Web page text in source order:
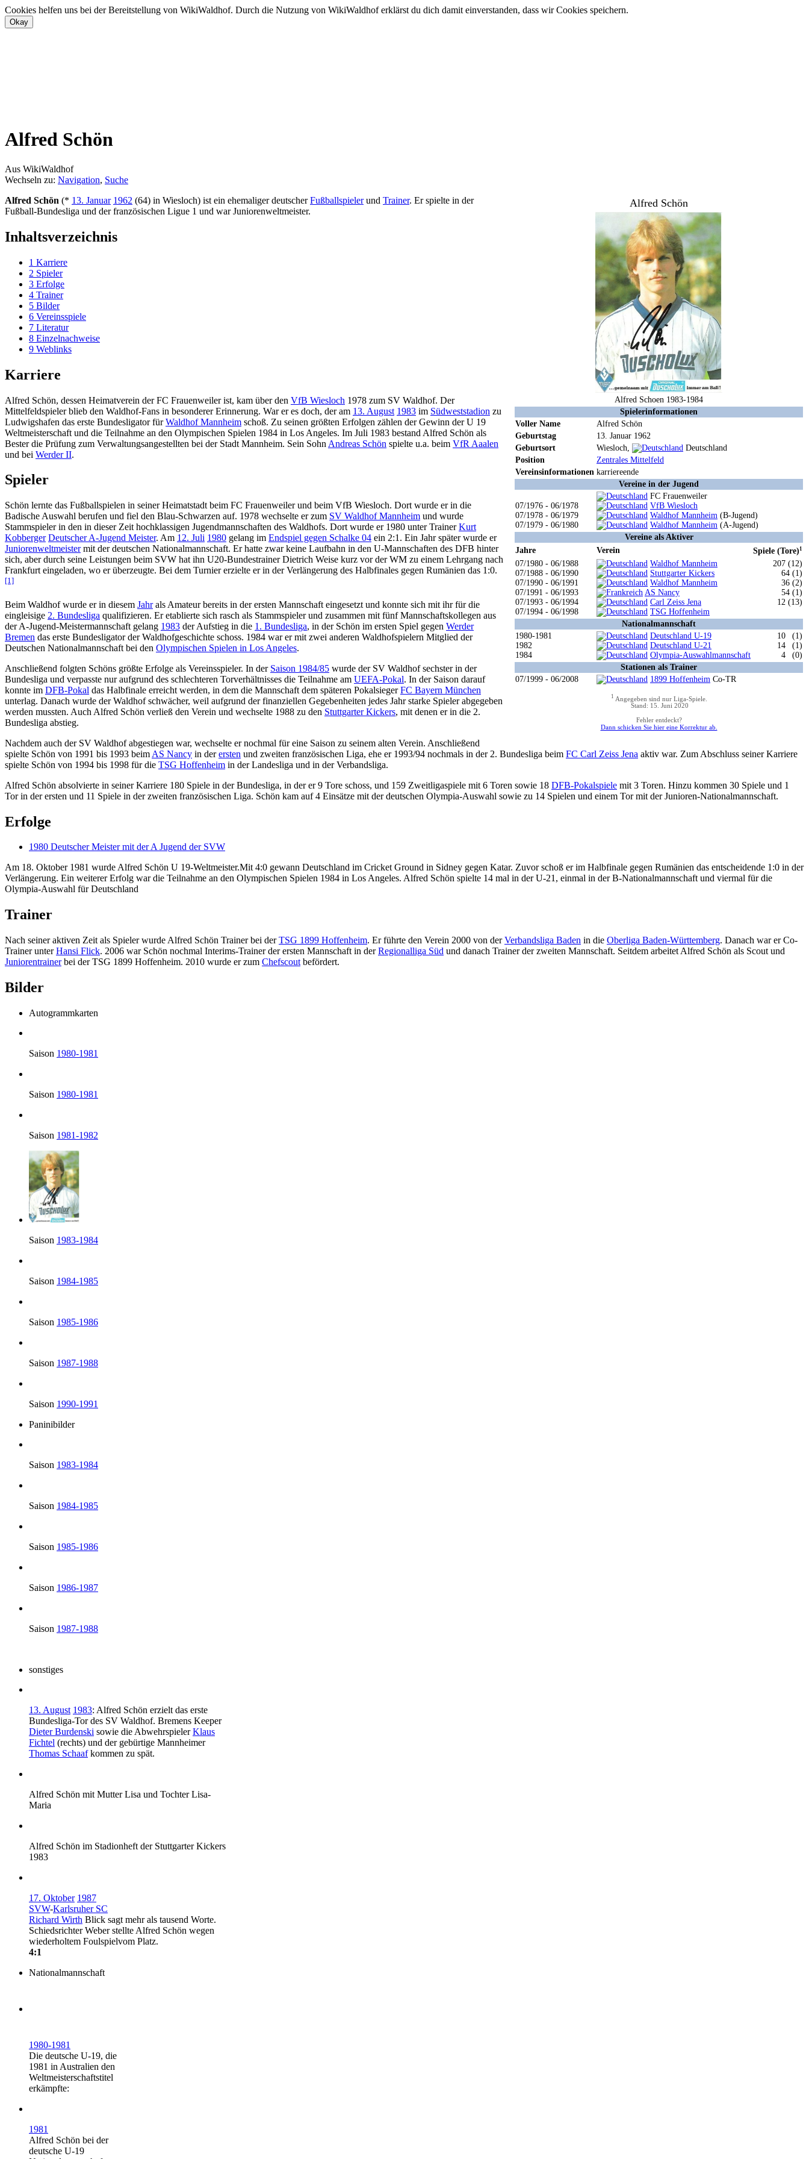
Cookies helfen uns bei der Bereitstellung von WikiWaldhof. Durch die Nutzung von WikiWaldhof erklärst du dich damit einverstanden, dass wir Cookies speichern.
Alfred Schön
Aus WikiWaldhof
Wechseln zu: Navigation, Suche
Alfred Schön
Alfred Schoen 1983-1984
Spielerinformationen
Voller Name
Alfred Schön
Geburtstag
13. Januar 1962
Geburtsort
Wiesloch,
Deutschland
Position
Zentrales Mittelfeld
Vereinsinformationen karriereende
Vereine in der Jugend
07/1976 - 06/1978
07/1978 - 06/1979
07/1979 - 06/1980
FC Frauenweiler
VfB Wiesloch
Waldhof Mannheim (B-Jugend)
Waldhof Mannheim (A-Jugend)
Vereine als Aktiver
Jahre
Verein Spiele (Tore)1
07/1980 - 06/1988
07/1988 - 06/1990
07/1990 - 06/1991
07/1991 - 06/1993
07/1993 - 06/1994
07/1994 - 06/1998
Waldhof Mannheim
Stuttgarter Kickers
Waldhof Mannheim
AS Nancy
Carl Zeiss Jena
TSG Hoffenheim
207 (12)
64 (1)
36 (2)
54 (1)
12 (13)
Nationalmannschaft
1980-1981
1982
1984
Deutschland U-19
Deutschland U-21
Olympia-Auswahlmannschaft
10
(1)
14
(1)
4
(0)
Stationen als Trainer
07/1999 - 06/2008
1899 Hoffenheim Co-TR
1 Angegeben sind nur Liga-Spiele.
Stand: 15. Juni 2020
Fehler entdeckt?
Dann schicken Sie hier eine Korrektur ab.
Alfred Schön (* 13. Januar 1962 (64) in Wiesloch) ist ein ehemaliger deutscherFußballspielerund Trainer. Er spielte in der
Fußball-Bundesliga und der französischen Ligue 1 und war Juniorenweltmeister.
Inhaltsverzeichnis
1 Karriere
2 Spieler
3 Erfolge
4 Trainer
5 Bilder
6 Vereinsspiele
7 Literatur
8 Einzelnachweise
9 Weblinks
Karriere
Alfred Schön, dessen Heimatverein der FC Frauenweiler ist, kam über den VfB Wiesloch 1978 zum SV Waldhof. Der
Mittelfeldspieler blieb den Waldhof-Fans in besonderer Erinnerung. War er es doch, der am 13. August 1983 im Südweststadion zu
Ludwigshafen das erste Bundesligator fürWaldhof Mannheim schoß. Zu seinen größten Erfolgen zählen der Gewinn der U 19
Weltmeisterschaft und die Teilnahme an den Olympischen Spielen 1984 in Los Angeles. Im Juli 1983 bestand Alfred Schön als
Bester die Prüfung zum Verwaltungsangestellten bei der Stadt Mannheim. Sein Sohn Andreas Schön spielte u.a. beim VfR Aaalen
und bei Werder II.
Spieler
Schön lernte das Fußballspielen in seiner Heimatstadt beim FC Frauenweiler und beim VfB Wiesloch. Dort wurde er in die
Badische Auswahl berufen und fiel den Blau-Schwarzen auf. 1978 wechselte er zum SV Waldhof Mannheim und wurde
Stammspieler in den in dieser Zeit hochklassigen Jugendmannschaften des Waldhofs. Dort wurde er 1980 unter TrainerKurt
Kobberger Deutscher A-Jugend Meister. Am 12. Juli 1980 gelang im Endspiel gegen Schalke 04 ein 2:1. Ein Jahr später wurde er
Juniorenweltmeistermit der deutschen Nationalmannschaft. Er hatte zwar keine Laufbahn in den U-Mannschaften des DFB hinter
sich, aber durch seine Leistungen beim SVW hat ihn U20-Bundestrainer Dietrich Weise kurz vor der WM zu einem Lehrgang nach
Frankfurt eingeladen, wo er überzeugte. Bei dem Turnier erzielte er in der Verlängerung des Halbfinales gegen Rumänien das 1:0.
[1]
Beim Waldhof wurde er in diesem Jahrals Amateur bereits in der ersten Mannschaft eingesetzt und konnte sich mit ihr für die
eingleisige 2. Bundesliga qualifizieren. Er etablierte sich rasch als Stammspieler und zusammen mit fünf Mannschaftskollegen aus
der A-Jugend-Meistermannschaft gelang 1983 der Aufstieg in die 1. Bundesliga, in der Schön im ersten Spiel gegen Werder
Bremen das erste Bundesligator der Waldhofgeschichte schoss. 1984 war er mit zwei anderen Waldhofspielern Mitglied der
Deutschen Nationalmannschaft bei den Olympischen Spielen in Los Angeles.
Anschließend folgten Schöns größte Erfolge als Vereinsspieler. In der Saison 1984/85 wurde der SV Waldhof sechster in der
Bundesliga und verpasste nur aufgrund des schlechteren Torverhältnisses die Teilnahme am UEFA-Pokal. In der Saison darauf
konnte im DFB-Pokal das Halbfinale erreicht werden, in dem die Mannschaft dem späteren PokalsiegerFC Bayern München
unterlag. Danach wurde der Waldhof schwächer, weil aufgrund der finanziellen Gegebenheiten jedes Jahr starke Spieler abgegeben
werden mussten. Auch Alfred Schön verließ den Verein und wechselte 1988 zu den Stuttgarter Kickers, mit denen er in die 2.
Bundesliga abstieg.
Nachdem auch der SV Waldhof abgestiegen war, wechselte er nochmal für eine Saison zu seinem alten Verein. Anschließend
spielte Schön von 1991 bis 1993 beim AS Nancy in derersten und zweiten französischen Liga, ehe er 1993/94 nochmals in der 2. Bundesliga beim FC Carl Zeiss Jena aktiv war. Zum Abschluss seiner Karriere
spielte Schön von 1994 bis 1998 für die TSG Hoffenheim in der Landesliga und in der Verbandsliga.
Alfred Schön absolvierte in seiner Karriere 180 Spiele in der Bundesliga, in der er 9 Tore schoss, und 159 Zweitligaspiele mit 6 Toren sowie 18 DFB-Pokalspiele mit 3 Toren. Hinzu kommen 30 Spiele und 1
Tor in der ersten und 11 Spiele in der zweiten französischen Liga. Schön kam auf 4 Einsätze mit der deutschen Olympia-Auswahl sowie zu 14 Spielen und einem Tor mit der Junioren-Nationalmannschaft.
Erfolge
1980 Deutscher Meister mit der A Jugend der SVW
Am 18. Oktober 1981 wurde Alfred Schön U 19-Weltmeister.Mit 4:0 gewann Deutschland im Cricket Ground in Sidney gegen Katar. Zuvor schoß er im Halbfinale gegen Rumänien das entscheidende 1:0 in der
Verlängerung. Ein weiterer Erfolg war die Teilnahme an den Olympischen Spielen 1984 in Los Angeles. Alfred Schön spielte 14 mal in der U-21, einmal in der B-Nationalmannschaft und viermal für die
Olympia-Auswahl für Deutschland
Trainer
Nach seiner aktiven Zeit als Spieler wurde Alfred Schön Trainer bei derTSG 1899 Hoffenheim. Er führte den Verein 2000 von derVerbandsliga Baden in die Oberliga Baden-Württemberg. Danach war er Co-
Trainer unterHansi Flick. 2006 war Schön nochmal Interims-Trainer der ersten Mannschaft in derRegionalliga Süd und danach Trainer der zweiten Mannschaft. Seitdem arbeitet Alfred Schön als Scout und
Juniorentrainerbei der TSG 1899 Hoffenheim. 2010 wurde er zum Chefscout befördert.
Bilder
Autogrammkarten
Saison 1980-1981
Saison 1980-1981
Saison 1981-1982
Saison 1983-1984
Saison 1984-1985
Saison 1985-1986
Saison 1987-1988
Saison 1990-1991
Paninibilder
Saison 1983-1984
Saison 1984-1985
Saison 1985-1986
Saison 1986-1987
Saison 1987-1988
sonstiges
13. August 1983: Alfred Schön erzielt das erste
Bundesliga-Tor des SV Waldhof. Bremens Keeper
Dieter Burdenski sowie die AbwehrspielerKlaus
Fichtel (rechts) und der gebürtige Mannheimer
Thomas Schaafkommen zu spät.
Alfred Schön mit Mutter Lisa und Tochter Lisa-
Maria
Alfred Schön im Stadionheft der Stuttgarter Kickers
1983
17. Oktober 1987
SVW-Karlsruher SC
Richard Wirth Blick sagt mehr als tausend Worte.
Schiedsrichter Weber stellte Alfred Schön wegen
wiederholtem Foulspielvom Platz.
4:1
Nationalmannschaft
1980-1981
Die deutsche U-19, die
1981 in Australien den
Weltmeisterschaftstitel
erkämpfte:
1981
Alfred Schön bei der
deutsche U-19